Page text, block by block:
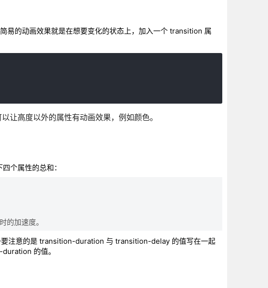
易的动画效果就是在想要变化的状态上，加入一个 transition 属
让高度以外的属性有动画效果，例如颜色。
个属性的总和：
加速度。
注意的是 transition-duration 与 transition-delay 的值写在一起
的值。